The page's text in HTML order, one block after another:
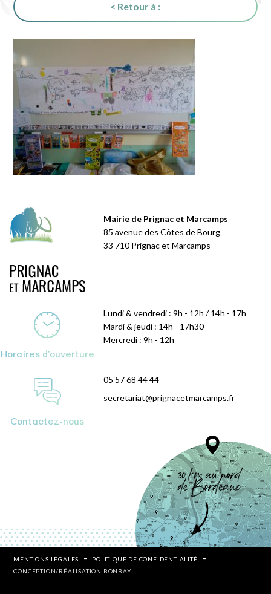
< Retour à :
Mairie de Prignac et Marcamps
85 avenue des Côtes de Bourg
33 710 Prignac et Marcamps
Horaires d'ouverture
Lundi & vendredi : 9h - 12h / 14h - 17h
Mardi & jeudi : 14h - 17h30
Mercredi : 9h - 12h
Contactez-nous
05 57 68 44 44
secretariat@prignacetmarcamps.fr
MENTIONS LÉGALES
POLITIQUE DE CONFIDENTIALITÉ
CONCEPTION/RÉALISATION BONBAY